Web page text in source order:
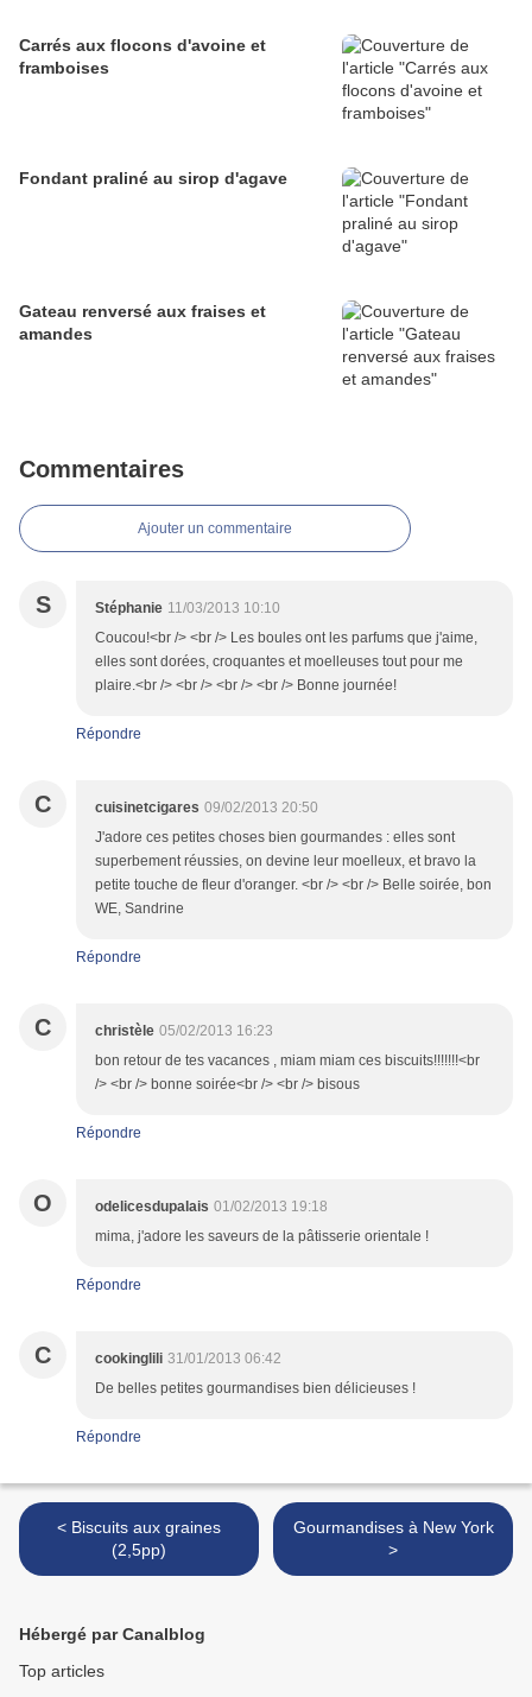
Carrés aux flocons d'avoine et
framboises
Fondant praliné au sirop d'agave
Gateau renversé aux fraises et
amandes
Commentaires
Ajouter un commentaire
S Stéphanie 11/03/2013 10:10
Coucou!<br /> <br /> Les boules ont les parfums que j'aime,
elles sont dorées, croquantes et moelleuses tout pour me
plaire.<br /> <br /> <br /> <br /> Bonne journée!
Répondre
C cuisinetcigares 09/02/2013 20:50
J'adore ces petites choses bien gourmandes : elles sont
superbement réussies, on devine leur moelleux, et bravo la
petite touche de fleur d'oranger. <br /> <br /> Belle soirée, bon
WE, Sandrine
Répondre
C christèle 05/02/2013 16:23
bon retour de tes vacances , miam miam ces biscuits!!!!!!!<br
/> <br /> bonne soirée<br /> <br /> bisous
Répondre
O odelicesdupalais 01/02/2013 19:18
mima, j'adore les saveurs de la pâtisserie orientale !
Répondre
C cookinglili 31/01/2013 06:42
De belles petites gourmandises bien délicieuses !
Répondre
< Biscuits aux graines
(2,5pp)
Gourmandises à New York
>
Hébergé par Canalblog
Top articles